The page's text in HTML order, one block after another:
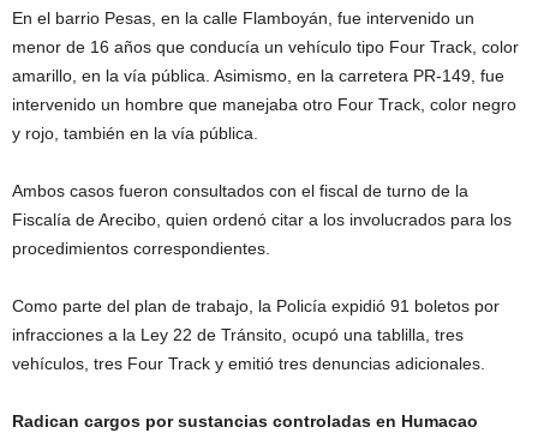
En el barrio Pesas, en la calle Flamboyán, fue intervenido un
menor de 16 años que conducía un vehículo tipo Four Track, color
amarillo, en la vía pública. Asimismo, en la carretera PR-149, fue
intervenido un hombre que manejaba otro Four Track, color negro
y rojo, también en la vía pública.
Ambos casos fueron consultados con el fiscal de turno de la
Fiscalía de Arecibo, quien ordenó citar a los involucrados para los
procedimientos correspondientes.
Como parte del plan de trabajo, la Policía expidió 91 boletos por
infracciones a la Ley 22 de Tránsito, ocupó una tablilla, tres
vehículos, tres Four Track y emitió tres denuncias adicionales.
Radican cargos por sustancias controladas en Humacao